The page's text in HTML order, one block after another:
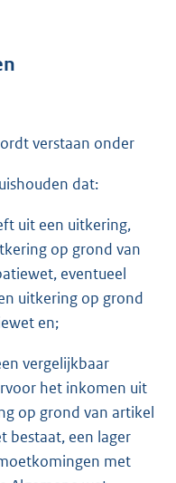
verstaan onder
dat:
uit een uitkering,
op grond van
eventueel
uitkering op grond
en;
vergelijkbaar
het inkomen uit
op grond van artikel
bestaat, een lager
met